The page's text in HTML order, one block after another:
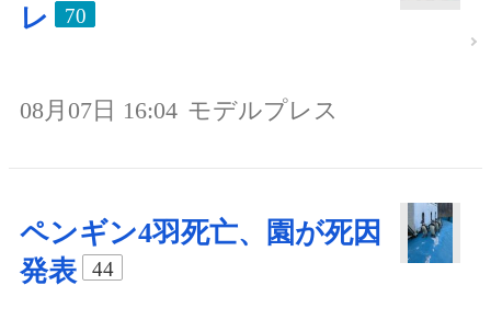
レ
70
08月07日 16:04 モデルプレス
ペンギン4羽死亡、園が死因
発表
44